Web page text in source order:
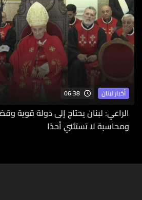
أخبار لبنان 06:38
الراعي: لبنان يحتاج إلى دولة قوية
ومحاسبة لا تستثني أحدًا